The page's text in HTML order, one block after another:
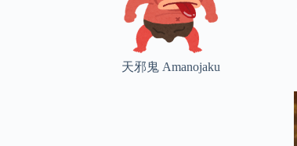
天邪鬼 Amanojaku